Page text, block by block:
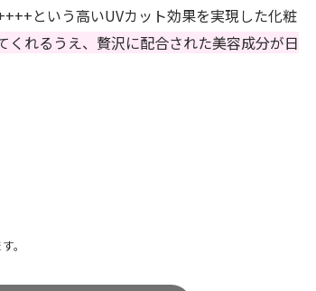
という高いUVカット効果を実現した化粧
くれるうえ、贅沢に配合された美容成分が日
。